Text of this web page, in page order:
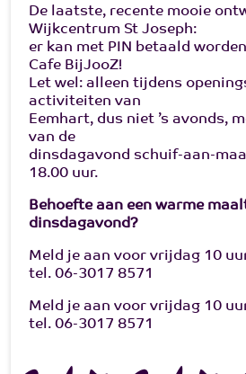
De laatste, recente mooie
Wijkcentrum St Joseph:
er kan met PIN betaald
Cafe BijJooZ!
Let wel: alleen tijdens
activiteiten van
Eemhart, dus niet ’s avonds,
van de
dinsdagavond schuif-aan-
18.00 uur.
Behoefte aan een warme
dinsdagavond?
Meld je aan voor vrijdag 10
tel. 06-3017 8571
Meld je aan voor vrijdag 10
tel. 06-3017 8571